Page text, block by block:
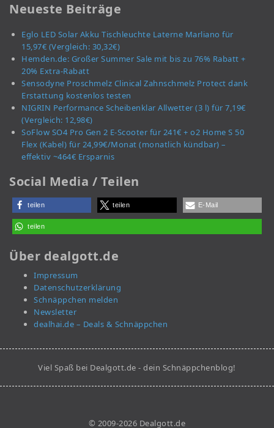
Neueste Beiträge
Eglo LED Solar Akku Tischleuchte Laterne Marliano für
15,97€ (Vergleich: 30,32€)
Hemden.de: Großer Summer Sale mit bis zu 76% Rabatt +
20% Extra-Rabatt
Sensodyne Proschmelz Clinical Zahnschmelz Protect dank
Erstattung kostenlos testen
NIGRIN Performance Scheibenklar Allwetter (3 l) für 7,19€
(Vergleich: 12,98€)
SoFlow SO4 Pro Gen 2 E-Scooter für 241€ + o2 Home S 50
Flex (Kabel) für 24,99€/Monat (monatlich kündbar) –
effektiv ~464€ Ersparnis
Social Media / Teilen
teilen teilen E-Mail
teilen
Über dealgott.de
Impressum
Datenschutzerklärung
Schnäppchen melden
Newsletter
dealhai.de – Deals & Schnäppchen
Viel Spaß bei Dealgott.de - dein Schnäppchenblog!
© 2009-2026 Dealgott.de